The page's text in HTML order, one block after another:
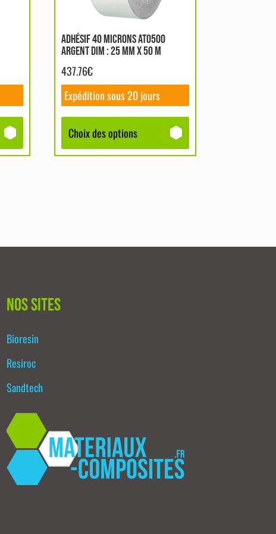
ADHÉSIF 40 MICRONS AT0500
ARGENT DIM : 25 MM X 50 M
437.76€
Expédition sous 20 jours
Choix des options
être
choisies
la
page
du
Nos sites
Bioresin
Resiroc
Sandtech